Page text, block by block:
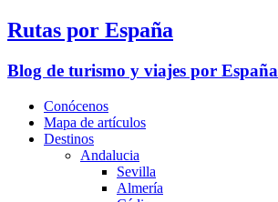
Rutas por España
Blog de turismo y viajes por España
Conócenos
Mapa de artículos
Destinos
Andalucia
Sevilla
Almería